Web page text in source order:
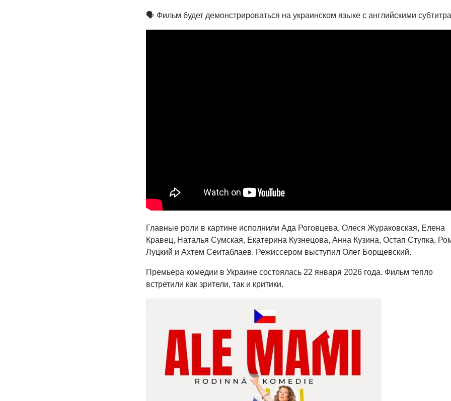
🗣 Фильм будет демонстрироваться на украинском языке с английскими
Главные роли в картине исполнили Ада Роговцева, Олеся Жураковская, Елена
Кравец, Наталья Сумская, Екатерина Кузнецова, Анна Кузина, Остап Ступка,
Луцкий и Ахтем Сеитаблаев. Режиссером выступил Олег Борщевский.
Премьера комедии в Украине состоялась 22 января 2026 года. Фильм тепло
встретили как зрители, так и критики.